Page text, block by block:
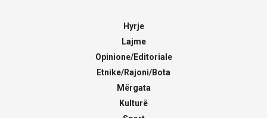
Hyrje
Lajme
Opinione/Editoriale
Etnike/Rajoni/Bota
Mërgata
Kulturë